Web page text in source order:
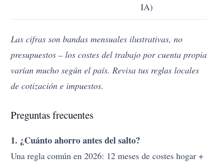
IA)
Las cifras son bandas mensuales ilustrativas, no
presupuestos – los costes del trabajo por cuenta propia
varían mucho según el país. Revisa tus reglas locales
de cotización e impuestos.
Preguntas frecuentes
1. ¿Cuánto ahorro antes del salto?
Una regla común en 2026: 12 meses de costes hogar +